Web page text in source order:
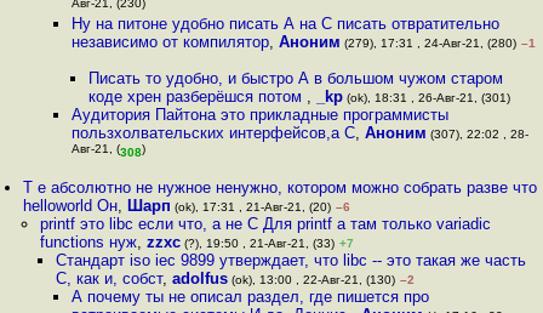
Авг-21, (230)
Ну на питоне удобно писать А на C писать отвратительно
независимо от компилятор,Аноним (279), 17:31 , 24-Авг-21, (280) –1
Писать то удобно, и быстро А в большом чужом старом
коде хрен разберёшся потом , _kp(ok), 18:31 , 26-Авг-21, (301)
Аудитория Пайтона это прикладные программисты
пользхолвательских интерфейсов,а С,Аноним (307), 22:02 , 28-
Авг-21, (308)
Т е абсолютно не нужное ненужно, котором можно собрать разве что
helloworld Он, Шарп (ok), 17:31 , 21-Авг-21, (20) –6
printf это libc если что, а не C Для printf а там только variadic
functions нуж, zzxc(?), 19:50 , 21-Авг-21, (33) +7
Стандарт iso iec 9899 утверждает, что libc -- это такая же часть
С, как и, собст, adolfus(ok), 13:00 , 22-Авг-21, (130) –2
А почему ты не описал раздел, где пишется про